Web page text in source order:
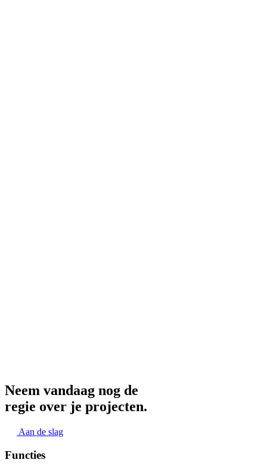
Neem vandaag nog de
regie over je projecten.
Aan de slag
Functies